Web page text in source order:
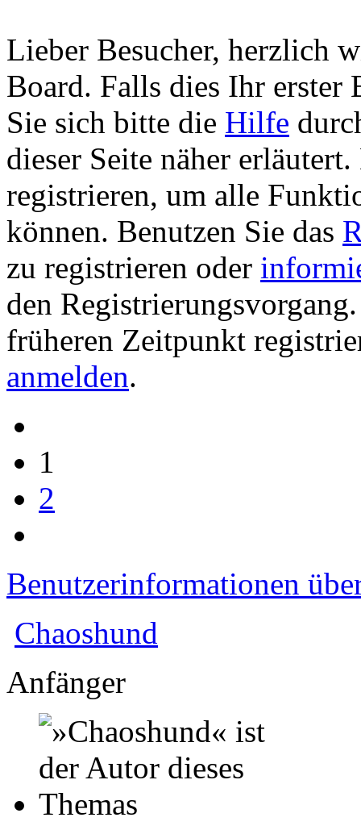
Lieber Besucher, herzlich
Board. Falls dies Ihr erster
Sie sich bitte die Hilfe
dieser Seite näher
registrieren, um alle
können. Benutzen Sie das
zu registrieren oder
den
früheren Zeitpunkt
anmelden.
1
2
Benutzerinformationen
Chaoshund
Anfänger